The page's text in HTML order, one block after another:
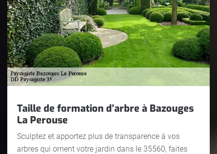
Taille de formation d’arbre à Bazouges
La Perouse
Sculptez et apportez plus de transparence à vos
arbres qui ornent votre jardin dans le 35560, faites